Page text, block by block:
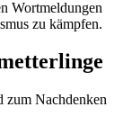
Wortmeldungen
zu kämpfen.
zum Nachdenken